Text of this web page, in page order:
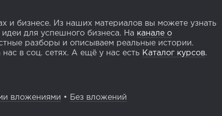
и бизнесе. Из наших материалов вы можете узнать
для успешного бизнеса. На канале о
разборы и описываем реальные истории.
в соц. сетях. А ещё у нас есть Каталог курсов.
вложениями • Без вложений